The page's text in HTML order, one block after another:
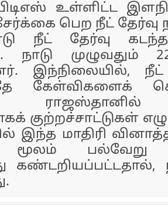
உள்ளிட்ட
பெற நீட் தேர்வு
நீட் தேர்வு
நாடு
இந்நிலையில்,
கேள்விகளைக்
ராஜஸ்தானில்
குற்றச்சாட்டுகள்
இந்த மாதிரி
மூலம் பல்வேறு
கண்டறியப்பட்டதால்,